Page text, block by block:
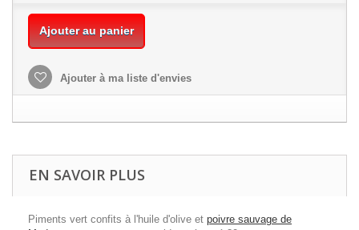
Ajouter au panier
Ajouter à ma liste d'envies
EN SAVOIR PLUS
Piments vert confits à l'huile d'olive et poivre sauvage de